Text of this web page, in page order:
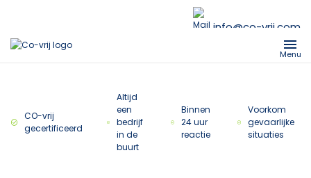
info@co-vrij.com
Menu
CO-vrij
gecertificeerd
Altijd
een
bedrijf
in de
buurt
Binnen
24 uur
reactie
Voorkom
gevaarlijke
situaties